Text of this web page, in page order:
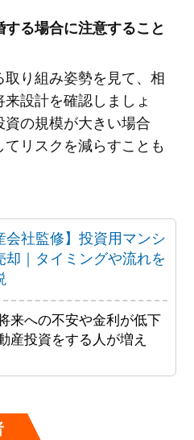
る場合に注意すること
り組み姿勢を見て、相
設計を確認しましょ
の規模が大きい場合
リスクを減らすことも
会社監修】投資用マンシ
却｜タイミングや流れを
来への不安や金利が低下
産投資をする人が増え